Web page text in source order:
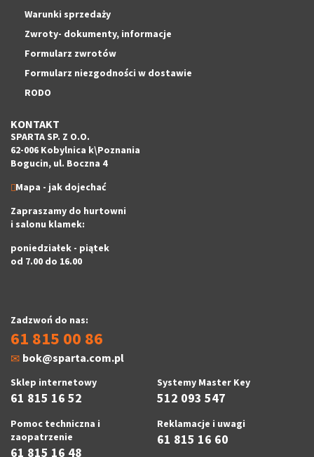
Warunki sprzedaży
Zwroty- dokumenty, informacje
Formularz zwrotów
Formularz niezgodności w dostawie
RODO
KONTAKT
SPARTA SP. Z O.O.
62-006 Kobylnica k\Poznania
Bogucin, ul. Boczna 4
Mapa - jak dojechać
Zapraszamy do hurtowni
i salonu klamek:
poniedziałek - piątek
od 7.00 do 16.00
Zadzwoń do nas:
61 815 00 86
bok@sparta.com.pl
Sklep internetowy
61 815 16 52
Pomoc techniczna i
zaopatrzenie
61 815 16 48
Systemy Master Key
512 093 547
Reklamacje i uwagi
61 815 16 60